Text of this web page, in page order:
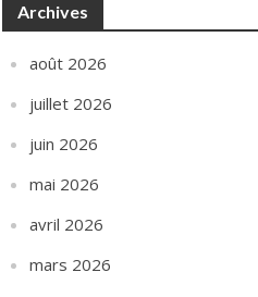
Archives
août 2026
juillet 2026
juin 2026
mai 2026
avril 2026
mars 2026